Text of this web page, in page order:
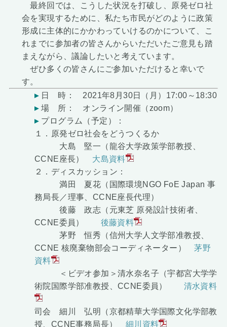
最終回では、こうした状況を打破し、原発ゼロ社
会を実現するために、私たち市民がどのように政策
形成に主体的にかかわっていけるのかについて、こ
れまでに参加者の皆さんからいただいたご意見も踏
まえながら、議論したいと考えています。
ぜひ多くの皆さんにご参加いただけると幸いで
す。
日 時： 2021年8月30日（月）17:00～18:30
場 所： オンライン開催（zoom）
プログラム（予定）：
１．原発ゼロ社会をどうつくるか
大島 堅一（龍谷大学政策学部教授、
CCNE座長） 大島資料
２．ディスカッション：
満田 夏花（国際環境NGO FoE Japan 事
務局長／理事、CCNE座長代理）
後藤 政志（元東芝 原発設計技術者、
CCNE委員） 後藤資料
茅野 恒秀（信州大学人文学部准教授、
CCNE 核廃棄物部会コーディネーター）茅野
資料
＜ビデオ参加＞清水奈名子（宇都宮大学学
術院国際学部准教授、CCNE委員） 清水資料
司会 細川 弘明（京都精華大学国際文化学部教
授、CCNE事務局長） 細川資料